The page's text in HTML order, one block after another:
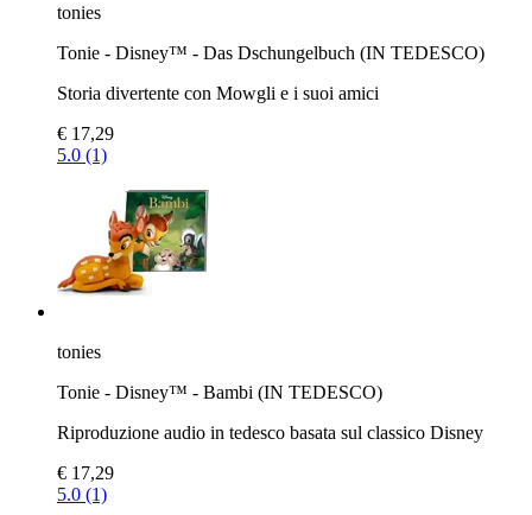
tonies
Tonie - Disney™ - Das Dschungelbuch (IN TEDESCO)
Storia divertente con Mowgli e i suoi amici
€ 17,29
5.0 (1)
tonies
Tonie - Disney™ - Bambi (IN TEDESCO)
Riproduzione audio in tedesco basata sul classico Disney
€ 17,29
5.0 (1)